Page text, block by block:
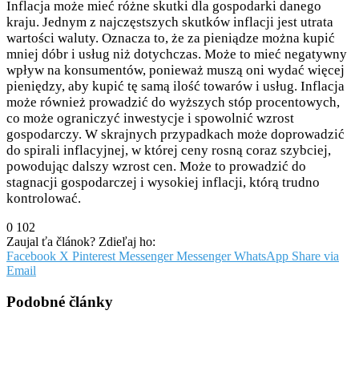
Inflacja może mieć różne skutki dla gospodarki danego
kraju. Jednym z najczęstszych skutków inflacji jest utrata
wartości waluty. Oznacza to, że za pieniądze można kupić
mniej dóbr i usług niż dotychczas. Może to mieć negatywny
wpływ na konsumentów, ponieważ muszą oni wydać więcej
pieniędzy, aby kupić tę samą ilość towarów i usług. Inflacja
może również prowadzić do wyższych stóp procentowych,
co może ograniczyć inwestycje i spowolnić wzrost
gospodarczy. W skrajnych przypadkach może doprowadzić
do spirali inflacyjnej, w której ceny rosną coraz szybciej,
powodując dalszy wzrost cen. Może to prowadzić do
stagnacji gospodarczej i wysokiej inflacji, którą trudno
kontrolować.
0 102
Zaujal ťa článok? Zdieľaj ho:
Facebook X Pinterest Messenger Messenger WhatsApp Share via
Email
Podobné články